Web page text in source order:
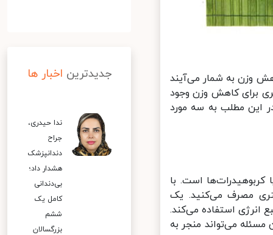
وزن به شمار می‌آیند
برای کاهش وزن وجود
این مطلب به سه مورد
است. با
مصرف می‌کنید. یک
استفاده می‌کند.
می‌تواند منجر به
جدیدترین اخبار ها
ندا حیدری،
جراح
دندانپزشک
هشدار داد؛
بی‌دندانی
کامل یک
ششم
بزرگسالان